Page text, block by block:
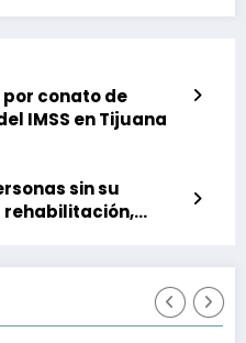
conato de
IMSS en Tijuana
sin su
rehabilitación,